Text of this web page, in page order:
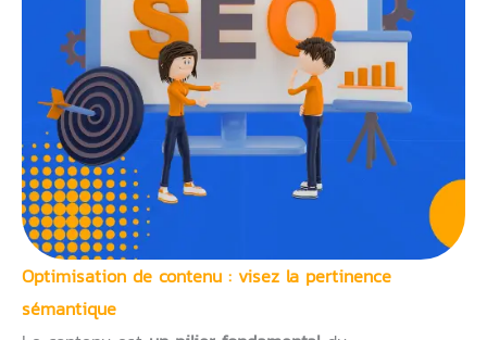
Optimisation de contenu : visez la pertinence
sémantique